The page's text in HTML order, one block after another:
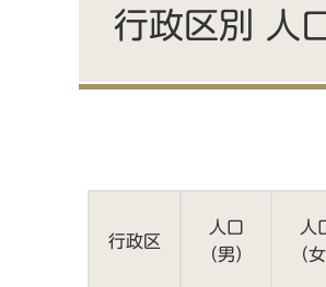
上
農
行政区別 人
行政区
人口
（男）
人
（女